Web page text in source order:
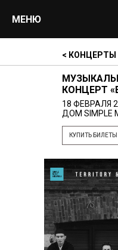
МЕНЮ
18 ФЕВРАЛЯ
ДОМ SIMPLE
< КОНЦЕРТЫ
КОНЦЕРТ
КУПИТЬ БИЛЕТЫ